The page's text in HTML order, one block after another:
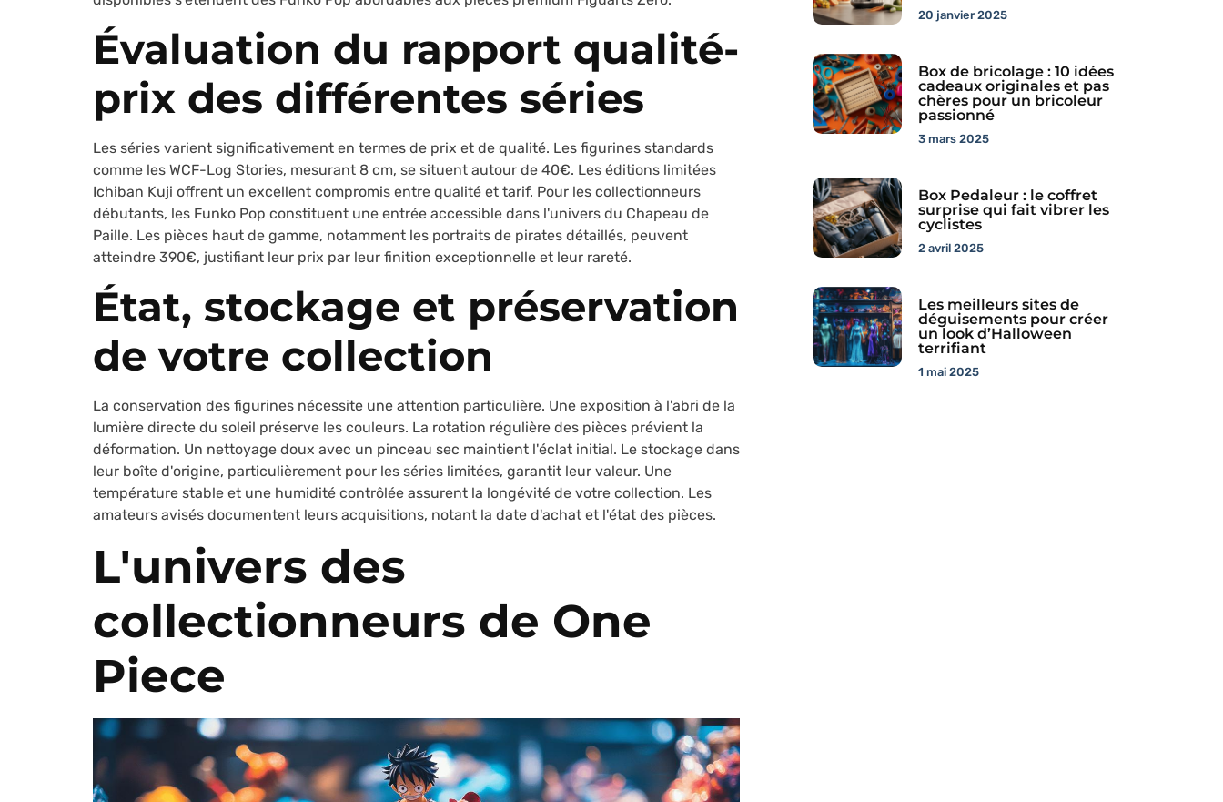
Évaluation du rapport qualité-
prix des différentes séries
Les séries varient significativement en termes de prix et de qualité. Les figurines standards
comme les WCF-Log Stories, mesurant 8 cm, se situent autour de 40€. Les éditions limitées
Ichiban Kuji offrent un excellent compromis entre qualité et tarif. Pour les collectionneurs
débutants, les Funko Pop constituent une entrée accessible dans l'univers du Chapeau de
Paille. Les pièces haut de gamme, notamment les portraits de pirates détaillés, peuvent
atteindre 390€, justifiant leur prix par leur finition exceptionnelle et leur rareté.
État, stockage et préservation
de votre collection
La conservation des figurines nécessite une attention particulière. Une exposition à l'abri de la
lumière directe du soleil préserve les couleurs. La rotation régulière des pièces prévient la
déformation. Un nettoyage doux avec un pinceau sec maintient l'éclat initial. Le stockage dans
leur boîte d'origine, particulièrement pour les séries limitées, garantit leur valeur. Une
température stable et une humidité contrôlée assurent la longévité de votre collection. Les
amateurs avisés documentent leurs acquisitions, notant la date d'achat et l'état des pièces.
L'univers des
collectionneurs de One
Piece
20 janvier 2025
Box de bricolage : 10 idées
cadeaux originales et pas
chères pour un bricoleur
passionné
3 mars 2025
Box Pedaleur : le coffret
surprise qui fait vibrer les
cyclistes
2 avril 2025
Les meilleurs sites de
déguisements pour créer
un look d’Halloween
terrifiant
1 mai 2025